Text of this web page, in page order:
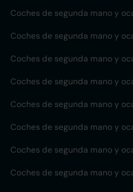
Coches de segunda mano y
Coches de segunda mano y
Coches de segunda mano y
Coches de segunda mano y
Coches de segunda mano y
Coches de segunda mano y
Coches de segunda mano y
Coches de segunda mano y